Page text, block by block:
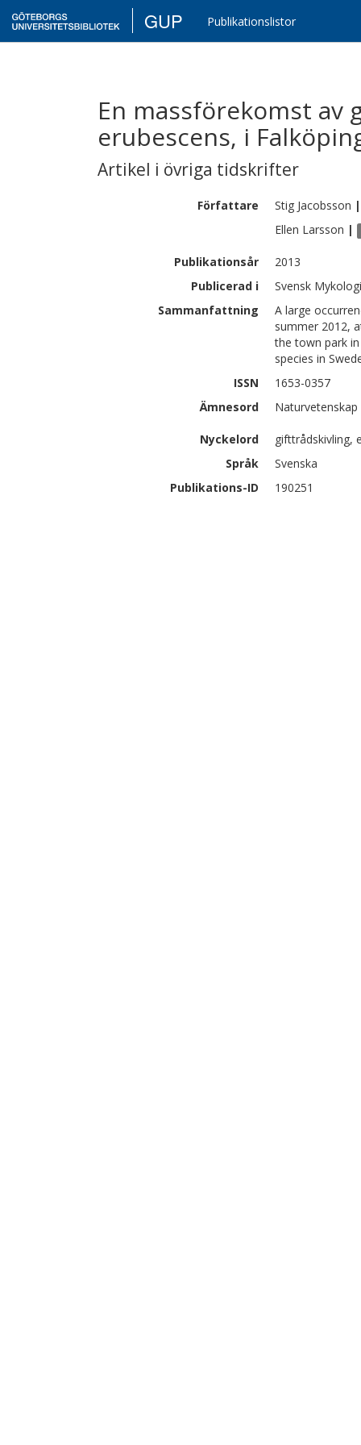
GUP Publikationslistor
En massförekomst av
erubescens, i
Artikel i övriga tidskrifter
Författare Stig Jacobsson |
Ellen Larsson |
Publikationsår
2013
Publicerad i
Svensk
Sammanfattning
A large
summer 2012,
the town park
species in
ISSN
1653-0357
Ämnesord
Nyckelord
gifttrådskivling,
Språk
Svenska
Publikations-ID
190251